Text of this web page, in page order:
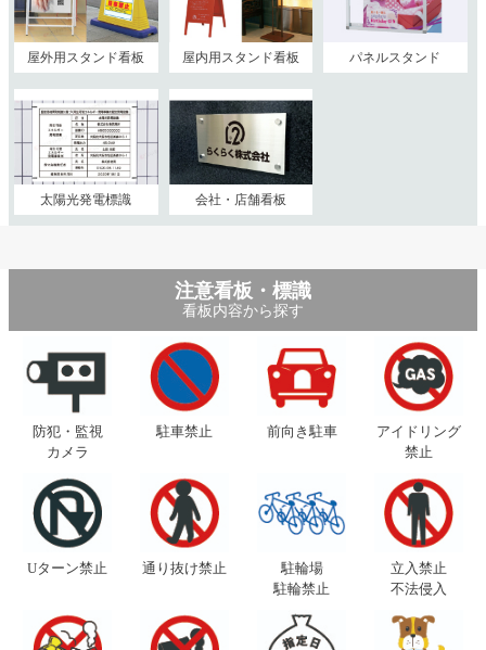
屋外用スタンド看板 屋内用スタンド看板 パネルスタンド
太陽光発電標識 会社・店舗看板
注意看板・標識
看板内容から探す
防犯・監視
カメラ
駐車禁止 前向き駐車
アイドリング
禁止
Uターン禁止 通り抜け禁止
駐輪場
駐輪禁止
立入禁止
不法侵入